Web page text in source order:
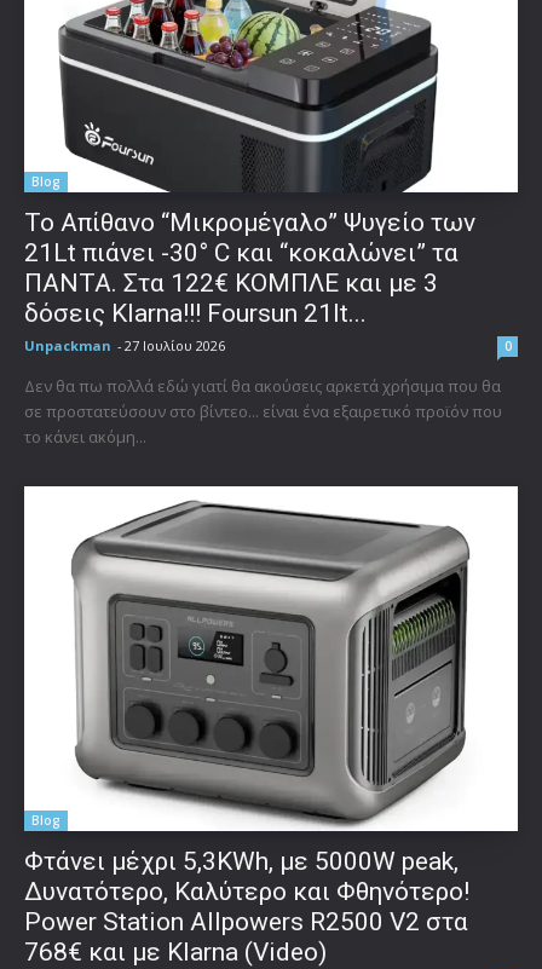
Blog
Το Απίθανο “Μικρομέγαλο” Ψυγείο των
21Lt πιάνει -30° C και “κοκαλώνει” τα
ΠΑΝΤΑ. Στα 122€ ΚΟΜΠΛΕ και με 3
δόσεις Klarna!!! Foursun 21lt...
Unpackman - 27 Ιουλίου 2026 0
Δεν θα πω πολλά εδώ γιατί θα ακούσεις αρκετά χρήσιμα που θα
σε προστατεύσουν στο βίντεο... είναι ένα εξαιρετικό προϊόν που
το κάνει ακόμη...
Blog
Φτάνει μέχρι 5,3KWh, με 5000W peak,
Δυνατότερο, Καλύτερο και Φθηνότερο!
Power Station Allpowers R2500 V2 στα
768€ και με Klarna (Video)